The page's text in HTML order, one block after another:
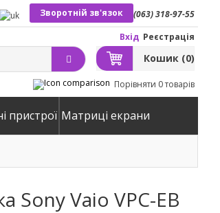
(063) 318-97-55
Зворотній зв'язок
Вхід Реєстрація
Кошик (0)
Порівняти 0 товарів
пристрої Матриці екрани
Sony Vaio VPC-EB